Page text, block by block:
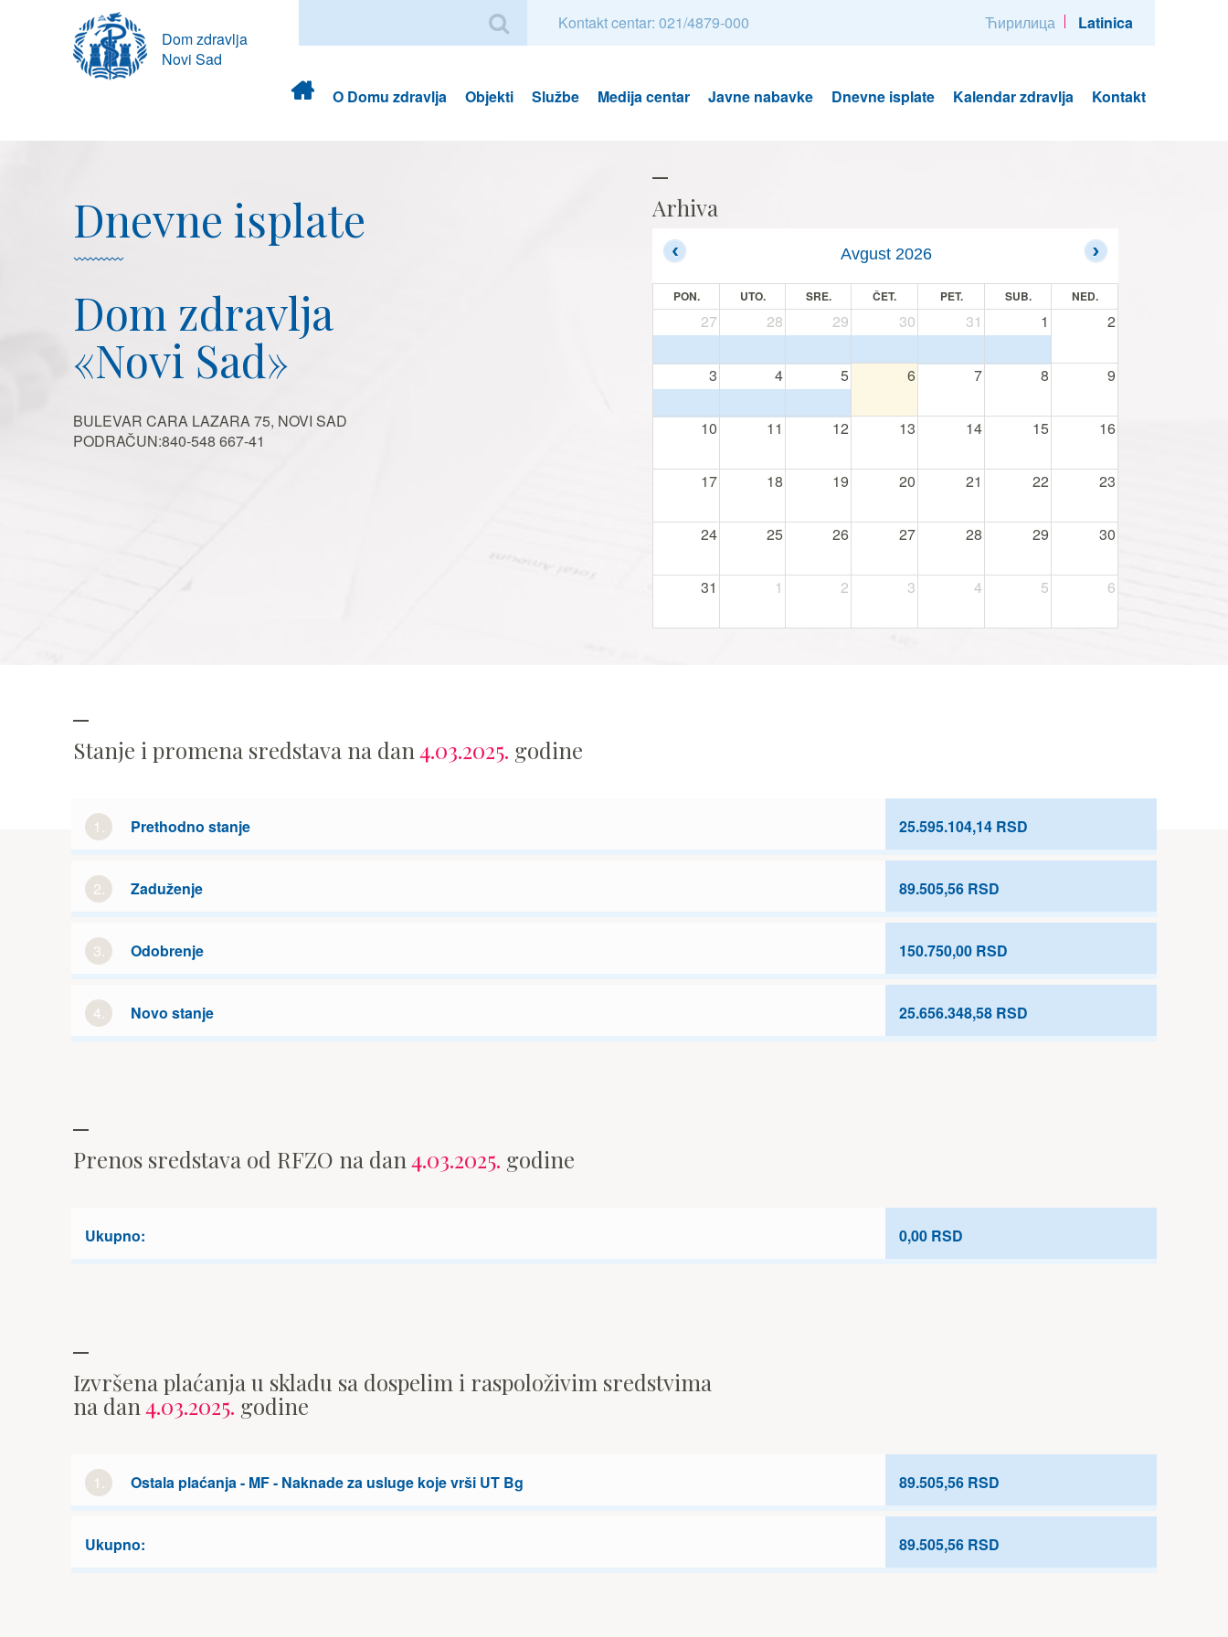
Dom zdravlja
Novi Sad
Kontakt centar: 021/4879-000 Ћирилица Latinica
Dom
zdravlja
O Domu zdravlja Objekti Službe Medija centar Javne nabavke Dnevne isplate Kalendar zdravlja Kontakt
Dnevne isplate
Dom zdravlja
«Novi Sad»
BULEVAR CARA LAZARA 75, NOVI SAD
PODRAČUN:840-548 667-41
Arhiva
Avgust 2026
PON. UTO. SRE. ČET. PET. SUB. NED.
27 28 29 30 31 1 2
3 4 5 6 7 8 9
10 11 12 13 14 15 16
17 18 19 20 21 22 23
24 25 26 27 28 29 30
31 1 2 3 4 5 6
Stanje i promena sredstava na dan 4.03.2025. godine
1. Prethodno stanje 25.595.104,14 RSD
2. Zaduženje 89.505,56 RSD
3. Odobrenje 150.750,00 RSD
4. Novo stanje 25.656.348,58 RSD
Prenos sredstava od RFZO na dan 4.03.2025. godine
Ukupno: 0,00 RSD
Izvršena plaćanja u skladu sa dospelim i raspoloživim sredstvima
na dan 4.03.2025. godine
1. Ostala plaćanja - MF - Naknade za usluge koje vrši UT Bg 89.505,56 RSD
Ukupno: 89.505,56 RSD